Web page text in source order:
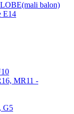
balon)
E14
MR11 -
G5